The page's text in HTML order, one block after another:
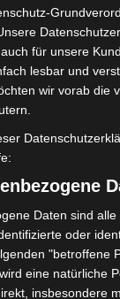
redet mit,
Beitrag
für unsere
lesbar und
wir vorab die
Daten sind
oder
"betroffene
eine natürliche
insbesondere